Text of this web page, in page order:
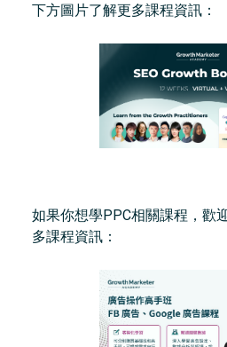
下方圖片了解更多課程資訊：
如果你想學PPC相關課程，歡
多課程資訊：